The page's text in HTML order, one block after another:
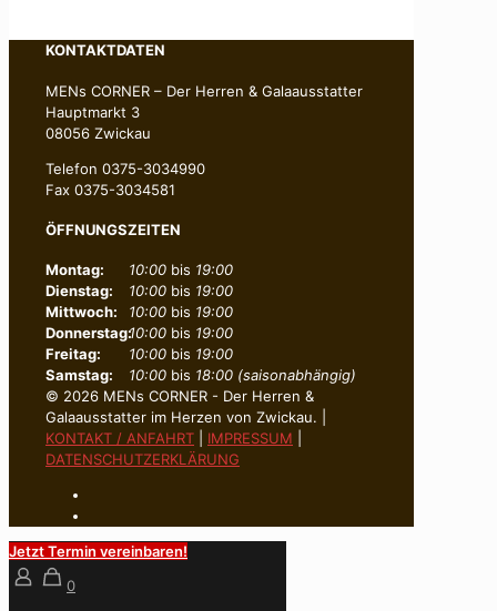
KONTAKTDATEN
MENs CORNER – Der Herren & Galaausstatter
Hauptmarkt 3
08056 Zwickau
Telefon 0375-3034990
Fax 0375-3034581
ÖFFNUNGSZEITEN
Montag:
Dienstag:
Mittwoch:
Donnerstag:
Freitag:
Samstag:
10:00bis 19:00
10:00bis 19:00
10:00bis 19:00
10:00bis 19:00
10:00bis 19:00
10:00bis 18:00 (saisonabhängig)
© 2026 MENs CORNER - Der Herren &
Galaausstatter im Herzen von Zwickau. |
KONTAKT / ANFAHRT
IMPRESSUM
DATENSCHUTZERKLÄRUNG
Jetzt Termin vereinbaren!
0